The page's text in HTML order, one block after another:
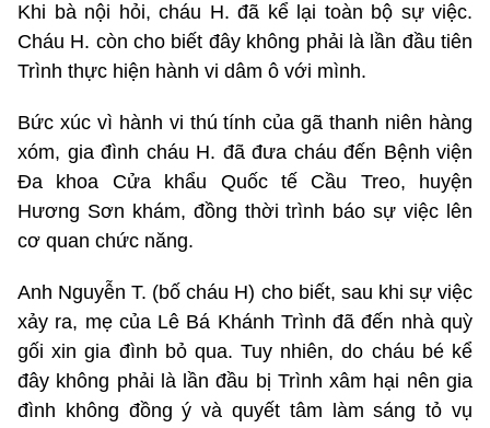
Khi bà nội hỏi, cháu H. đã kể lại toàn bộ sự việc.
Cháu H. còn cho biết đây không phải là lần đầu tiên
Trình thực hiện hành vi dâm ô với mình.
Bức xúc vì hành vi thú tính của gã thanh niên hàng
xóm, gia đình cháu H. đã đưa cháu đến Bệnh viện
Đa khoa Cửa khẩu Quốc tế Cầu Treo, huyện
Hương Sơn khám, đồng thời trình báo sự việc lên
cơ quan chức năng.
Anh Nguyễn T. (bố cháu H) cho biết, sau khi sự việc
xảy ra, mẹ của Lê Bá Khánh Trình đã đến nhà quỳ
gối xin gia đình bỏ qua. Tuy nhiên, do cháu bé kể
đây không phải là lần đầu bị Trình xâm hại nên gia
đình không đồng ý và quyết tâm làm sáng tỏ vụ